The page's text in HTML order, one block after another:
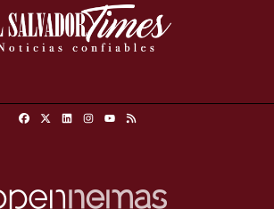
FacebookLinkedinInstagram